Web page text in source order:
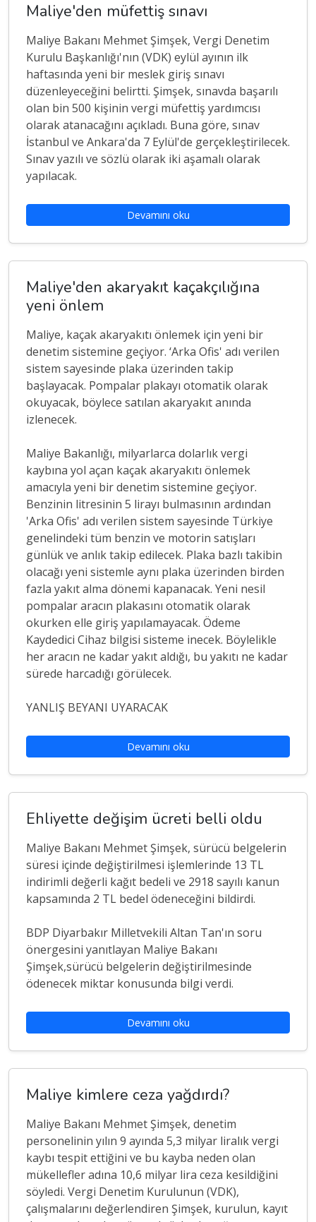
Maliye'den müfettiş sınavı
Maliye Bakanı Mehmet Şimşek, Vergi Denetim
Kurulu Başkanlığı'nın (VDK) eylül ayının ilk
haftasında yeni bir meslek giriş sınavı
düzenleyeceğini belirtti. Şimşek, sınavda başarılı
olan bin 500 kişinin vergi müfettiş yardımcısı
olarak atanacağını açıkladı. Buna göre, sınav
İstanbul ve Ankara'da 7 Eylül'de gerçekleştirilecek.
Sınav yazılı ve sözlü olarak iki aşamalı olarak
yapılacak.
Devamını oku
Maliye'den akaryakıt kaçakçılığına
yeni önlem
Maliye, kaçak akaryakıtı önlemek için yeni bir
denetim sistemine geçiyor. ‘Arka Ofis' adı verilen
sistem sayesinde plaka üzerinden takip
başlayacak. Pompalar plakayı otomatik olarak
okuyacak, böylece satılan akaryakıt anında
izlenecek.
Maliye Bakanlığı, milyarlarca dolarlık vergi
kaybına yol açan kaçak akaryakıtı önlemek
amacıyla yeni bir denetim sistemine geçiyor.
Benzinin litresinin 5 lirayı bulmasının ardından
'Arka Ofis' adı verilen sistem sayesinde Türkiye
genelindeki tüm benzin ve motorin satışları
günlük ve anlık takip edilecek. Plaka bazlı takibin
olacağı yeni sistemle aynı plaka üzerinden birden
fazla yakıt alma dönemi kapanacak. Yeni nesil
pompalar aracın plakasını otomatik olarak
okurken elle giriş yapılamayacak. Ödeme
Kaydedici Cihaz bilgisi sisteme inecek. Böylelikle
her aracın ne kadar yakıt aldığı, bu yakıtı ne kadar
sürede harcadığı görülecek.
YANLIŞ BEYANI UYARACAK
Devamını oku
Ehliyette değişim ücreti belli oldu
Maliye Bakanı Mehmet Şimşek, sürücü belgelerin
süresi içinde değiştirilmesi işlemlerinde 13 TL
indirimli değerli kağıt bedeli ve 2918 sayılı kanun
kapsamında 2 TL bedel ödeneceğini bildirdi.
BDP Diyarbakır Milletvekili Altan Tan'ın soru
önergesini yanıtlayan Maliye Bakanı
Şimşek,sürücü belgelerin değiştirilmesinde
ödenecek miktar konusunda bilgi verdi.
Devamını oku
Maliye kimlere ceza yağdırdı?
Maliye Bakanı Mehmet Şimşek, denetim
personelinin yılın 9 ayında 5,3 milyar liralık vergi
kaybı tespit ettiğini ve bu kayba neden olan
mükellefler adına 10,6 milyar lira ceza kesildiğini
söyledi. Vergi Denetim Kurulunun (VDK),
çalışmalarını değerlendiren Şimşek, kurulun, kayıt